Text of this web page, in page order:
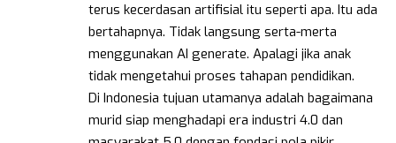
terus kecerdasan artifisial itu seperti apa. Itu ada
bertahapnya. Tidak langsung serta-merta
menggunakan AI generate. Apalagi jika anak
tidak mengetahui proses tahapan pendidikan.
Di Indonesia tujuan utamanya adalah bagaimana
murid siap menghadapi era industri 4.0 dan